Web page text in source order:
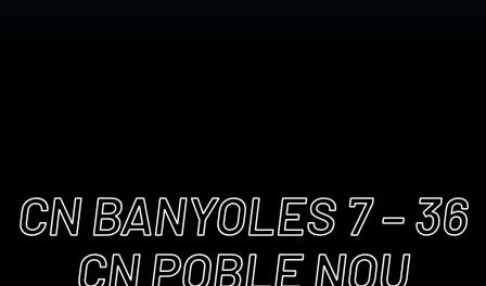
CN BANYOLES 7 – 36
CN POBLE NOU